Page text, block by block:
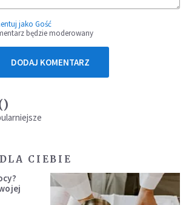
jako Gość
będzie moderowany
DODAJ KOMENTARZ
)
CIEBIE